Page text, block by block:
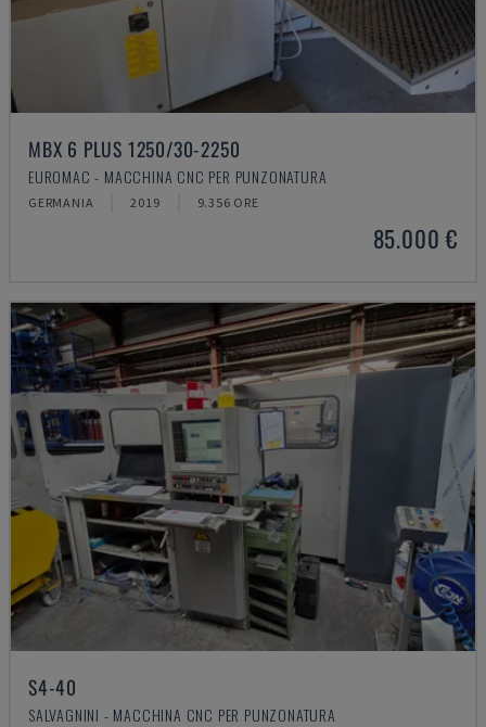
MBX 6 PLUS 1250/30-2250
EUROMAC - MACCHINA CNC PER PUNZONATURA
GERMANIA 2019 9.356 ORE
85.000 €
S4-40
SALVAGNINI - MACCHINA CNC PER PUNZONATURA